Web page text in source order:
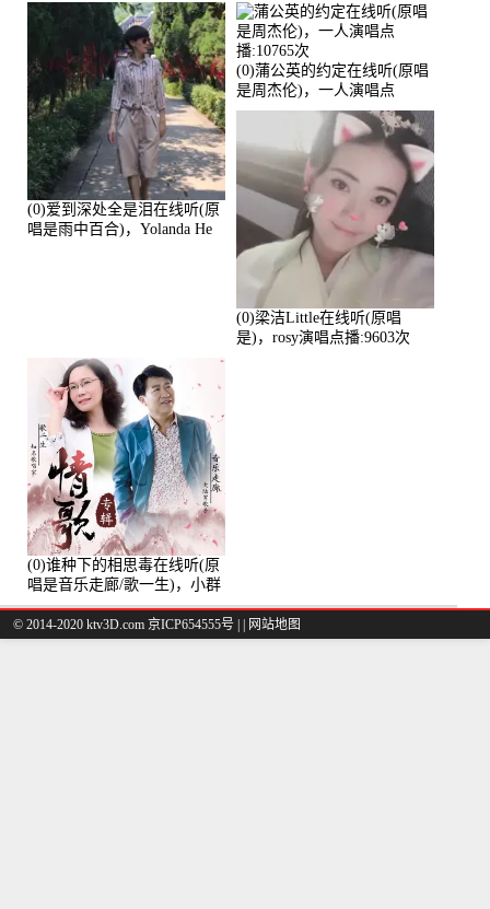
(0)爱到深处全是泪在线听(原
唱是雨中百合)，Yolanda He
(0)蒲公英的约定在线听(原唱
是周杰伦)，一人演唱点
播:10765次
(0)梁洁Little在线听(原唱
是)，rosy演唱点播:9603次
(0)谁种下的相思毒在线听(原
唱是音乐走廊/歌一生)，小群
演唱点播:8975次
© 2014-2020 ktv3D.com 京ICP654555号 | | 网站地图